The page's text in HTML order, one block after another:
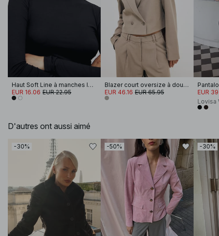
Haut Soft Line à manches longues et col cheminée
EUR 16.06 EUR 22.95
Blazer court oversize à double boutonnage
EUR 46.16 EUR 65.95
EUR
Lovisa
D'autres ont aussi aimé
-30% -50% -30%